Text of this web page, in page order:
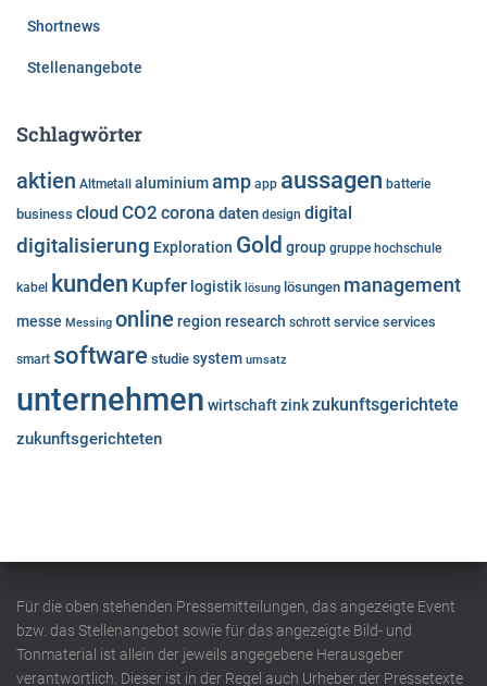
Shortnews
Stellenangebote
Schlagwörter
aktien Altmetall aluminiumamp app aussagen batterie
business cloud CO2 corona daten design digital
digitalisierung Exploration Gold group gruppe hochschule
kabel kunden Kupfer logistik lösung lösungen management
messe Messing online region research schrott service services
smart software studie system umsatz
unternehmen wirtschaftzinkzukunftsgerichtete
zukunftsgerichteten
Für die oben stehenden Pressemitteilungen, das angezeigte Event
bzw. das Stellenangebot sowie für das angezeigte Bild- und
Tonmaterial ist allein der jeweils angegebene Herausgeber
verantwortlich. Dieser ist in der Regel auch Urheber der Pressetexte